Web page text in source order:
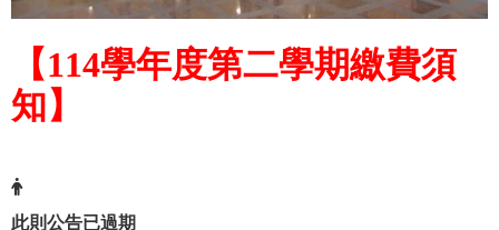
【114學年度第二學期繳費須
知】
此則公告已過期